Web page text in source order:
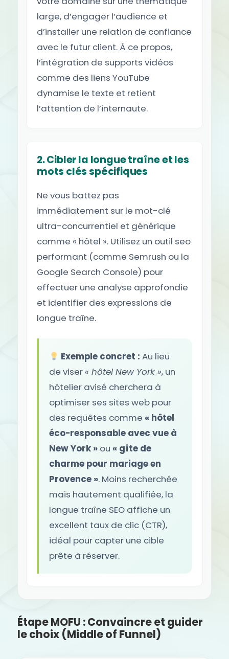
large, d’engager l’audience et
d’installer une relation de confiance
avec le futur client. À ce propos,
l’intégration de supports vidéos
comme des liens YouTube
dynamise le texte et retient
l’attention de l’internaute.
2. Cibler la longue traîne et les
mots clés spécifiques
Ne vous battez pas
immédiatement sur le mot-clé
ultra-concurrentiel et générique
comme « hôtel ». Utilisez un outil seo
performant (comme Semrush ou la
Google Search Console) pour
effectuer une analyse approfondie
et identifier des expressions de
longue traîne.
Exemple concret : Au lieu
de viser « hôtel New York », un
hôtelier avisé cherchera à
optimiser ses sites web pour
des requêtes comme « hôtel
éco-responsable avec vue à
New York » ou « gîte de
charme pour mariage en
Provence ». Moins recherchée
mais hautement qualifiée, la
longue traîne SEO affiche un
excellent taux de clic (CTR),
idéal pour capter une cible
prête à réserver.
Étape MOFU : Convaincre et guider
le choix (Middle of Funnel)